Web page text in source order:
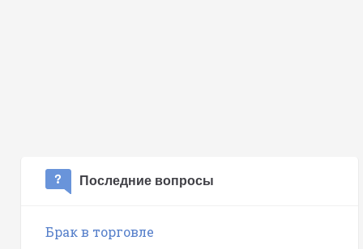
Последние вопросы
Брак в торговле